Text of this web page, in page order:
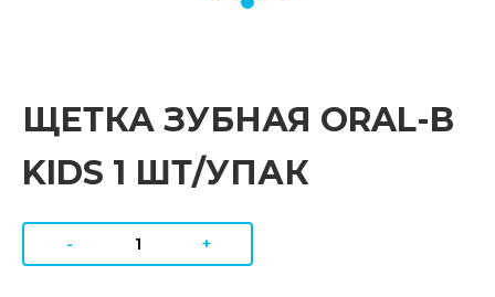
ЩЕТКА ЗУБНАЯ ORAL-B
KIDS 1 ШТ/УПАК
- +